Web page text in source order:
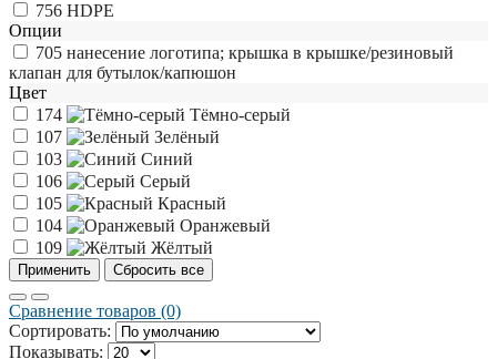
756 HDPE
Опции
705 нанесение логотипа; крышка в крышке/резиновый
клапан для бутылок/капюшон
Цвет
174
Тёмно-серый
107
Зелёный
103
Синий
106
Серый
105
Красный
104
Оранжевый
109
Жёлтый
Сравнение товаров (0)
Сортировать:
Показывать: